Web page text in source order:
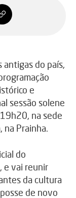
antigas do país,
e
sessão solene
na sede
na Prainha.
do
e vai reunir
da cultura
de novo